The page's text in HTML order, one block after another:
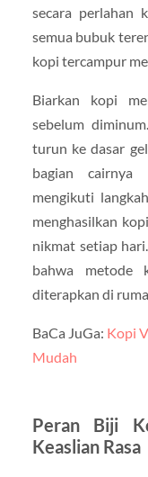
secara perlahan
semua bubuk
kopi tercampur
Biarkan kopi
sebelum
turun ke dasar
bagian cairnya
mengikuti
menghasilkan
nikmat setiap
bahwa metode
diterapkan di
BaCa JuGa: Kopi
Mudah
Peran Biji
Keaslian Rasa